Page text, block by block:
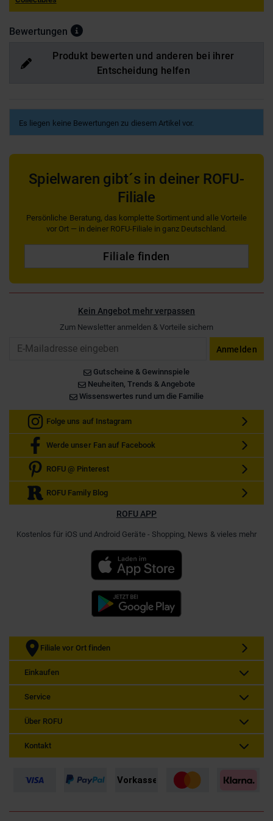
Bewertungen
Produkt bewerten und anderen bei ihrer
Entscheidung helfen
Es liegen keine Bewertungen zu diesem Artikel vor.
Spielwaren gibt´s in deiner ROFU-
Filiale
Persönliche Beratung, das komplette Sortiment und alle Vorteile
vor Ort — in deiner ROFU-Filiale in ganz Deutschland.
Filiale finden
Kein Angebot mehr verpassen
Zum Newsletter anmelden & Vorteile sichern
Anmelden
Gutscheine & Gewinnspiele
Neuheiten, Trends & Angebote
Wissenswertes rund um die Familie
Folge uns auf Instagram
Werde unser Fan auf Facebook
ROFU @ Pinterest
ROFU Family Blog
ROFU APP
Kostenlos für iOS und Android Geräte - Shopping, News & vieles mehr
Filiale vor Ort finden
Einkaufen
Service
Über ROFU
Kontakt